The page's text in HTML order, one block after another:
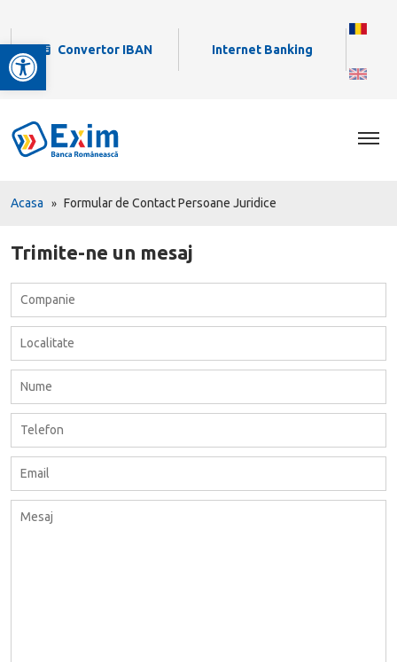
Deschide bara de unelte
Convertor IBAN Internet Banking
Acasa Formular de Contact Persoane Juridice
Trimite-ne un mesaj